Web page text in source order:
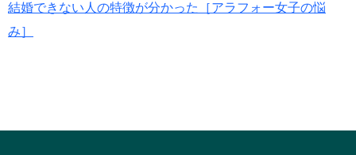
結婚できない人の特徴が分かった［アラフォー女子の悩
み］